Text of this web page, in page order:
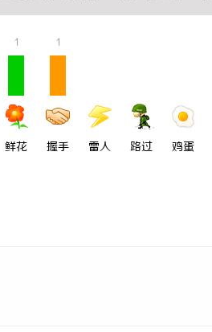
1
鲜花
1
握手 雷人 路过 鸡蛋